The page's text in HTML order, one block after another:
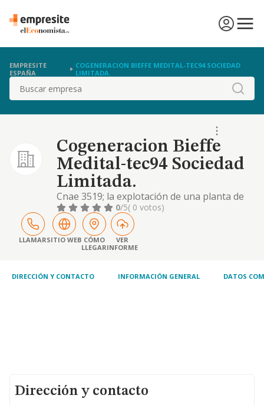
EMPRESITE
ESPAÑA
COGENERACION BIEFFE MEDITAL-TEC94 SOCIEDAD
LIMITADA.
Buscar
Cogeneracion Bieffe
Medital-tec94 Sociedad
Limitada.
Cnae 3519; la explotación de una planta de
cogeneración termoeléctrica sita en las
instalaciones industriales de la sociedad
bieffe medital, s. a. en ctra biescas sin
número, 22666 senegõe-sabiñanigo,
huesca, con el fin de producir y suministrar a
requerido
0/5( 0 votos)
LLAMARSITIO WEB CÓMO
LLEGAR
VER
INFORME
DIRECCIÓN Y CONTACTO INFORMACIÓN GENERAL DATOS
Dirección y contacto